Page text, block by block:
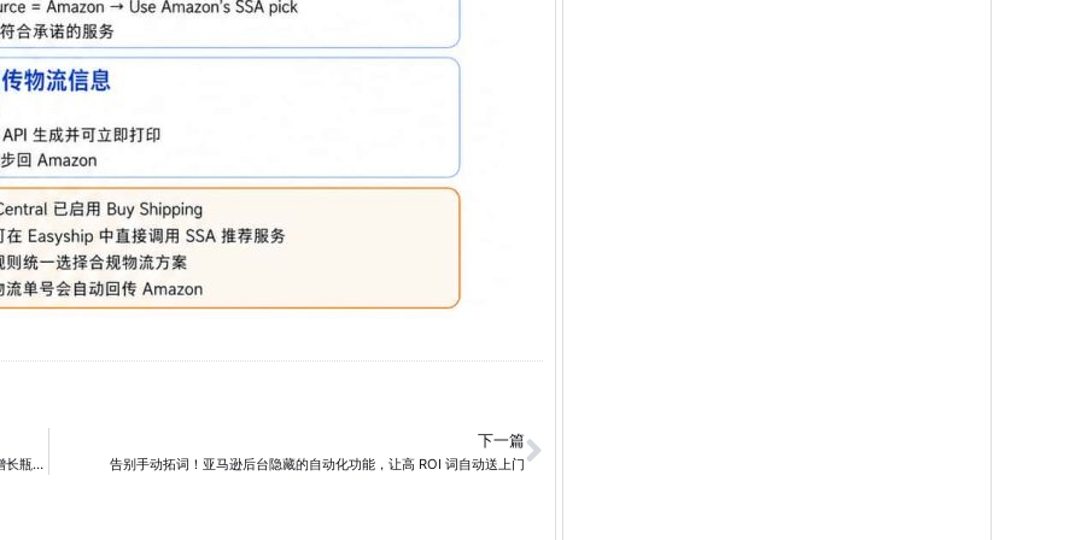
销量和关键词收录翻倍，亚马逊高垄断类目老品如何利用 Woot BD 突破增长瓶颈？
下一篇
告别手动拓词！亚马逊后台隐藏的自动化功能，让高 ROI 词自动送上门